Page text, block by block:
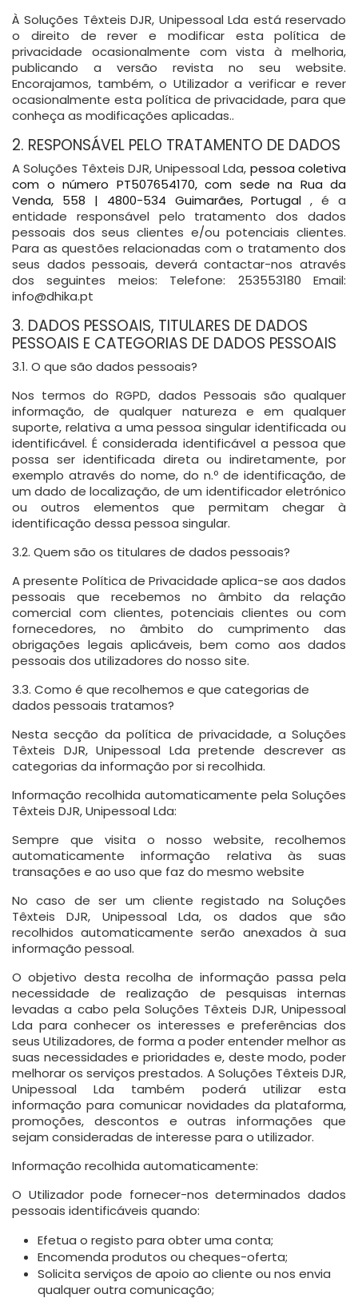
À Soluções Têxteis DJR, Unipessoal Lda está reservado
o direito de rever e modificar esta política de
privacidade ocasionalmente com vista à melhoria,
publicando a versão revista no seu website.
Encorajamos, também, o Utilizador a verificar e rever
ocasionalmente esta política de privacidade, para que
conheça as modificações aplicadas..
2. RESPONSÁVEL PELO TRATAMENTO DE DADOS
A Soluções Têxteis DJR, Unipessoal Lda, pessoa coletiva
com o número PT507654170, com sede na Rua da
Venda, 558 | 4800-534 Guimarães, Portugal , é a
entidade responsável pelo tratamento dos dados
pessoais dos seus clientes e/ou potenciais clientes.
Para as questões relacionadas com o tratamento dos
seus dados pessoais, deverá contactar-nos através
dos seguintes meios: Telefone: 253553180Email:
info@dhika.pt
3. DADOS PESSOAIS, TITULARES DE DADOS
PESSOAIS E CATEGORIAS DE DADOS PESSOAIS
3.1. O que são dados pessoais?
Nos termos do RGPD, dados Pessoais são qualquer
informação, de qualquer natureza e em qualquer
suporte, relativa a uma pessoa singular identificada ou
identificável. É considerada identificável a pessoa que
possa ser identificada direta ou indiretamente, por
exemplo através do nome, do n.º de identificação, de
um dado de localização, de um identificador eletrónico
ou outros elementos que permitam chegar à
identificação dessa pessoa singular.
3.2. Quem são os titulares de dados pessoais?
A presente Política de Privacidade aplica-se aos dados
pessoais que recebemos no âmbito da relação
comercial com clientes, potenciais clientes ou com
fornecedores, no âmbito do cumprimento das
obrigações legais aplicáveis, bem como aos dados
pessoais dos utilizadores do nosso site.
3.3. Como é que recolhemos e que categorias de
dados pessoais tratamos?
Nesta secção da política de privacidade, a Soluções
Têxteis DJR, Unipessoal Lda pretende descrever as
categorias da informação por si recolhida.
Informação recolhida automaticamente pela Soluções
Têxteis DJR, Unipessoal Lda:
Sempre que visita o nosso website, recolhemos
automaticamente informação relativa às suas
transações e ao uso que faz do mesmo website
No caso de ser um cliente registado na Soluções
Têxteis DJR, Unipessoal Lda, os dados que são
recolhidos automaticamente serão anexados à sua
informação pessoal.
O objetivo desta recolha de informação passa pela
necessidade de realização de pesquisas internas
levadas a cabo pela Soluções Têxteis DJR, Unipessoal
Lda para conhecer os interesses e preferências dos
seus Utilizadores, de forma a poder entender melhor as
suas necessidades e prioridades e, deste modo, poder
melhorar os serviços prestados. A Soluções Têxteis DJR,
Unipessoal Lda também poderá utilizar esta
informação para comunicar novidades da plataforma,
promoções, descontos e outras informações que
sejam consideradas de interesse para o utilizador.
Informação recolhida automaticamente:
O Utilizador pode fornecer-nos determinados dados
pessoais identificáveis quando:
Efetua o registo para obter uma conta;
Encomenda produtos ou cheques-oferta;
Solicita serviços de apoio ao cliente ou nos envia
qualquer outra comunicação;